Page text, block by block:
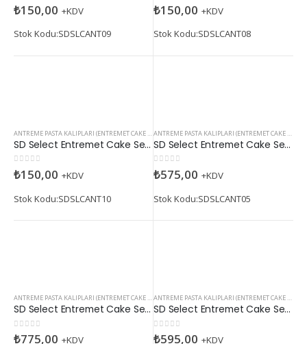
05 üzerinden
₺150,00 +KDV
Stok Kodu:SDSLCANT09
05 üzerinden
₺150,00 +KDV
Stok Kodu:SDSLCANT08
ANTREME PASTA KALIPLARI (ENTREMET CAKE MOLDS)
SD Select Entremet Cake Series: Star Cutter (Antreme Pasta Serisi: Yıldız Kesici)
05 üzerinden
₺150,00 +KDV
Stok Kodu:SDSLCANT10
ANTREME PASTA KALIPLARI (ENTREMET CAKE MOLDS)
SD Select Entremet Cake Series: Snowflake (Antreme Pasta Serisi: Kartanesi)
05 üzerinden
₺575,00 +KDV
Stok Kodu:SDSLCANT05
ANTREME PASTA KALIPLARI (ENTREMET CAKE MOLDS)
SD Select Entremet Cake Series: House (Antreme Pasta Serisi: Ev)
05 üzerinden
₺775,00 +KDV
ANTREME PASTA KALIPLARI (ENTREMET CAKE MOLDS)
SD Select Entremet Cake Series: Pine Tree (Antreme Pasta Serisi: Çam Ağacı)
05 üzerinden
₺595,00 +KDV